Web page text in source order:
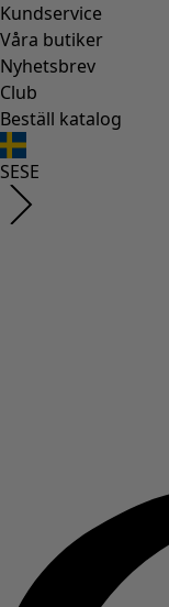
Kundservice
Våra butiker
Nyhetsbrev
Club
Beställ katalog
SESE